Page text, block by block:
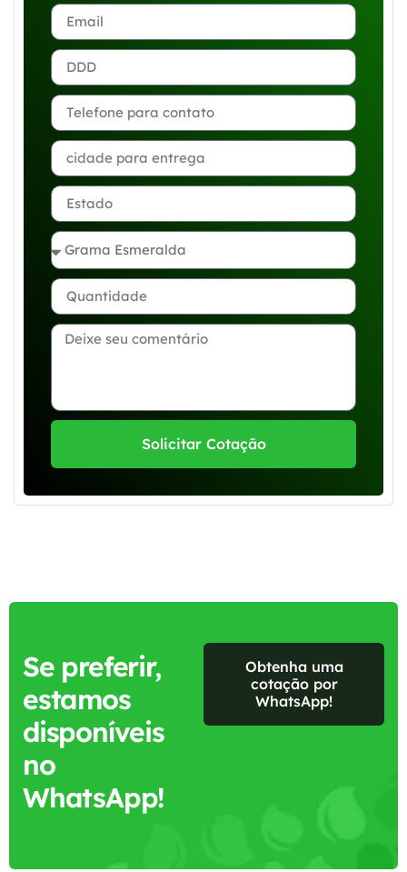
Solicitar Cotação
Se preferir,
estamos
disponíveis
no
WhatsApp!
Obtenha uma
cotação por
WhatsApp!